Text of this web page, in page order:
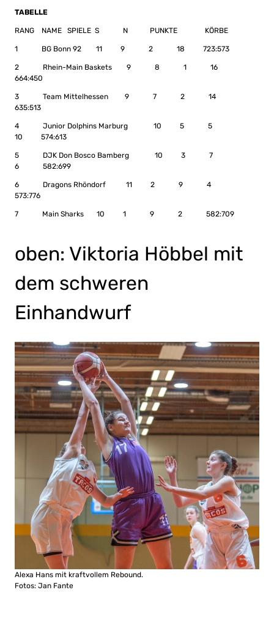
TABELLE
RANG NAME SPIELE S N PUNKTE KÖRBE
1 BG Bonn 92 11 9 2 18 723:573
2 Rhein-Main Baskets 9 8 1 16
664:450
3 Team Mittelhessen 9 7 2 14
635:513
4 Junior Dolphins Marburg 10 5 5
10 574:613
5 DJK Don Bosco Bamberg 10 3 7
6 582:699
6 Dragons Rhöndorf 11 2 9 4
573:776
7 Main Sharks 10 1 9 2 582:709
oben: Viktoria Höbbel mit
dem schweren
Einhandwurf
Alexa Hans mit kraftvollem Rebound.
Fotos: Jan Fante